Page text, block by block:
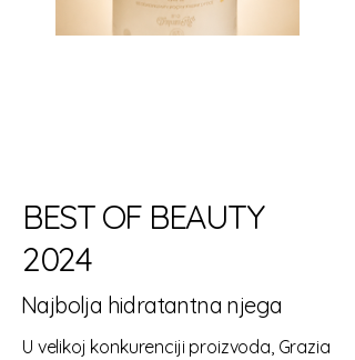
BEST OF BEAUTY
2024
Najbolja hidratantna njega
U velikoj konkurenciji proizvoda, Grazia